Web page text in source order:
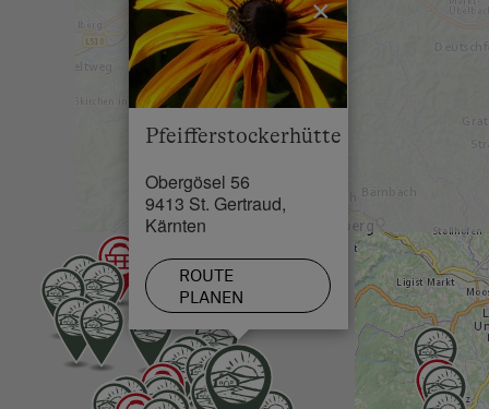
Restaurant in 0.5 km
Schwimmbad in 18 km
See / Teich in 20 km
Skilift in 6 km
Loipe in 0 km
Pfeifferstockerhütte
Obergösel 56
9413 St. Gertraud,
Kärnten
ROUTE
PLANEN
×